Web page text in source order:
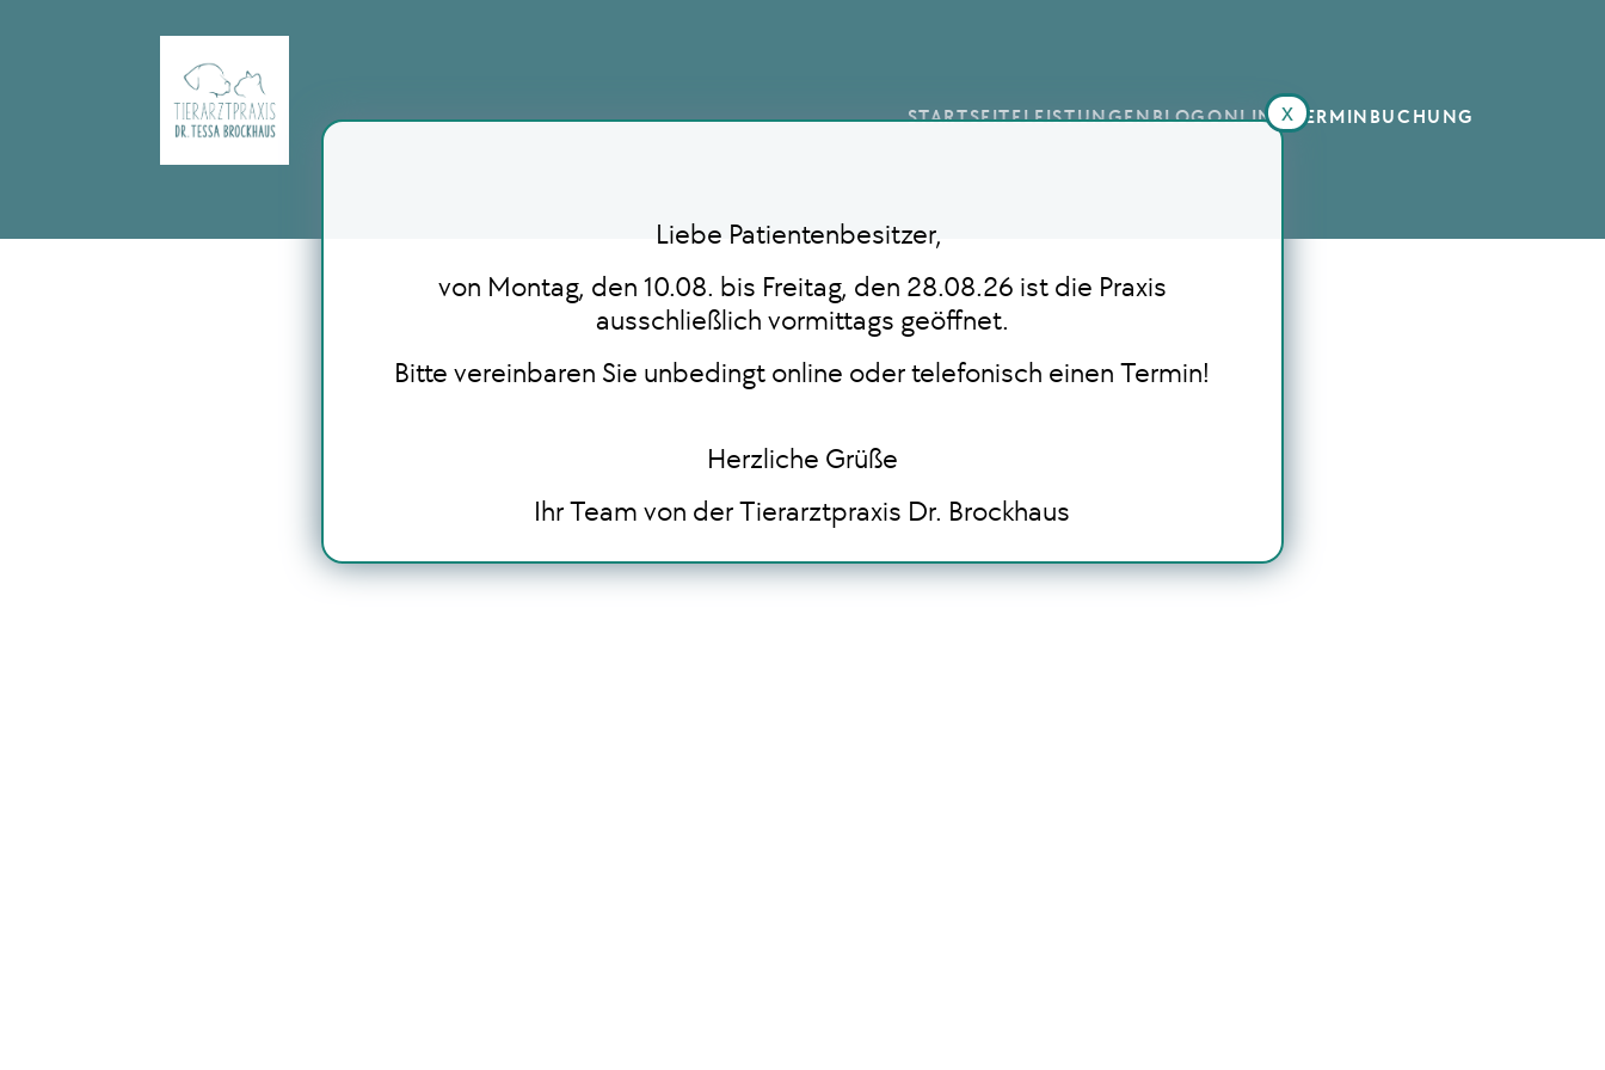
STARTSEITELEISTUNGENBLOGONLINE TERMINBUCHUNG
Liebe Patientenbesitzer,
von Montag, den 10.08. bis Freitag, den 28.08.26 ist die Praxis
ausschließlich vormittags geöffnet.
Bitte vereinbaren Sie unbedingt online oder telefonisch einen Termin!
Herzliche Grüße
Ihr Team von der Tierarztpraxis Dr. Brockhaus
x